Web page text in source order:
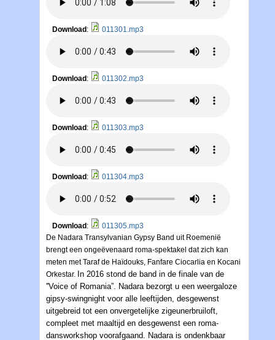
Download : 011301.mp3
Download : 011302.mp3
Download : 011303.mp3
Download : 011304.mp3
Download :
011305.mp3
De Nadara Transylvanian Gypsy Band uit Roemenië
brengt een ongeëvenaard roma-spektakel dat zich kan
meten met Taraf de Haïdouks, Fanfare Ciocarlia en Kocani
Orkestar. In 2016 stond de band in de finale van de
''Voice of Romania”. Nadara bezorgt u een weergaloze
gipsy-swingnight voor alle leeftijden, desgewenst
uitgebreid tot een onvergetelijke zigeunerbruiloft,
compleet met maaltijd en desgewenst een roma-
dansworkshop voorafgaand. Nadara is ondenkbaar